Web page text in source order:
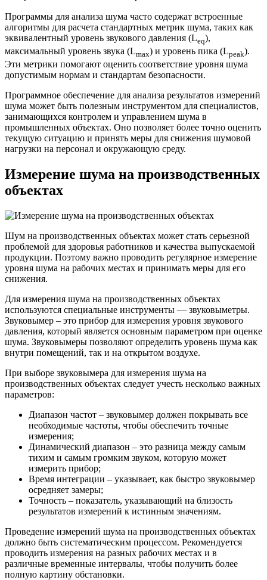
Программы для анализа шума часто содержат встроенные
алгоритмы для расчета стандартных метрик шума, таких как
эквивалентный уровень звукового давления (Leq),
максимальный уровень звука (Lmax) и уровень пика (Lpeak).
Эти метрики помогают оценить соответствие уровня шума
допустимым нормам и стандартам безопасности.
Программное обеспечение для анализа результатов измерений
шума может быть полезным инструментом для специалистов,
занимающихся контролем и управлением шума в
промышленных объектах. Оно позволяет более точно оценить
текущую ситуацию и принять меры для снижения шумовой
нагрузки на персонал и окружающую среду.
Измерение шума на производственных
объектах
Шум на производственных объектах может стать серьезной
проблемой для здоровья работников и качества выпускаемой
продукции. Поэтому важно проводить регулярное измерение
уровня шума на рабочих местах и принимать меры для его
снижения.
Для измерения шума на производственных объектах
используются специальные инструменты — звуковыметры.
Звуковымер – это прибор для измерения уровня звукового
давления, который является основным параметром при оценке
шума. Звуковымеры позволяют определить уровень шума как
внутри помещений, так и на открытом воздухе.
При выборе звуковымера для измерения шума на
производственных объектах следует учесть несколько важных
параметров:
Диапазон частот – звуковымер должен покрывать все
необходимые частоты, чтобы обеспечить точные
измерения;
Динамический диапазон – это разница между самым
тихим и самым громким звуком, которую может
измерить прибор;
Время интеграции – указывает, как быстро звуковымер
осредняет замеры;
Точность – показатель, указывающий на близость
результатов измерений к истинным значениям.
Проведение измерений шума на производственных объектах
должно быть систематическим процессом. Рекомендуется
проводить измерения на разных рабочих местах и в
различные временные интервалы, чтобы получить более
полную картину обстановки.